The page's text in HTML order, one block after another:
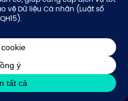
trọn